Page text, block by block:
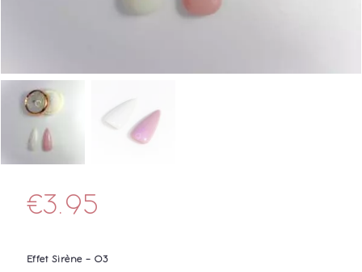
€3.95
Effet Sirène – 03